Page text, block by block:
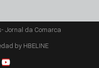
Jornal da Comarca
by HBELINE